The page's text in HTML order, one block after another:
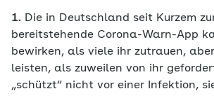
1. Die in Deutschland seit Kurzem
bereitstehende Corona-Warn-App
bewirken, als viele ihr zutrauen,
leisten, als zuweilen von ihr
„schützt“ nicht vor einer Infektion,